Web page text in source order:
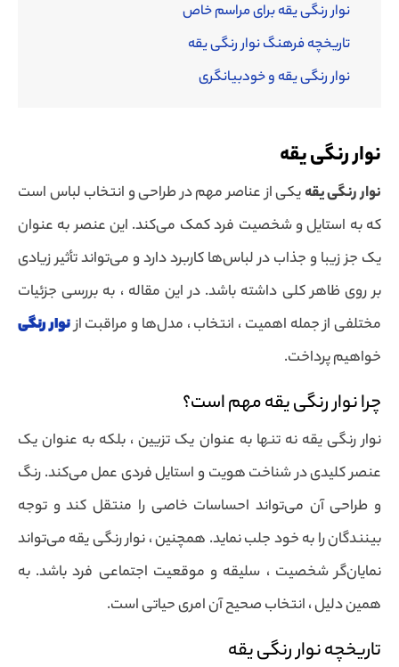
نوار رنگی یقه برای مراسم خاص
تاریخچه فرهنگ نوار رنگی یقه
نوار رنگی یقه و خودبیانگری
نوار رنگی یقه
نوار رنگی یقهیکی از عناصر مهم در طراحی و انتخاب لباس است
که به استایل و شخصیت فرد کمک می‌کند. این عنصر به عنوان
یک جز زیبا و جذاب در لباس‌ها کاربرد دارد و می‌تواند تأثیر زیادی
بر روی ظاهر کلی داشته باشد. در این مقاله ، به بررسی جزئیات
مختلفی از جمله اهمیت ، انتخاب ، مدل‌ها و مراقبت ازنوار رنگی
خواهیم پرداخت.
چرا نوار رنگی یقه مهم است؟
نوار رنگی یقه نه تنها به عنوان یک تزیین ، بلکه به عنوان یک
عنصر کلیدی در شناخت هویت و استایل فردی عمل می‌کند. رنگ
و طراحی آن می‌تواند احساسات خاصی را منتقل کند و توجه
بینندگان را به خود جلب نماید. همچنین ، نوار رنگی یقه می‌تواند
نمایان‌گر شخصیت ، سلیقه و موقعیت اجتماعی فرد باشد. به
همین دلیل ، انتخاب صحیح آن امری حیاتی است.
تاریخچه نوار رنگی یقه